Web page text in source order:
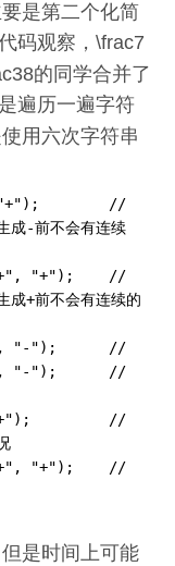
是第二个化简
码观察，\frac7
的同学合并了
遍历一遍字符
用六次字符串
"+");        //
成-前不会有连续
"+");    //
成+前不会有连续的
"-");      //
", "-");      //
//
"+");    //
是时间上可能